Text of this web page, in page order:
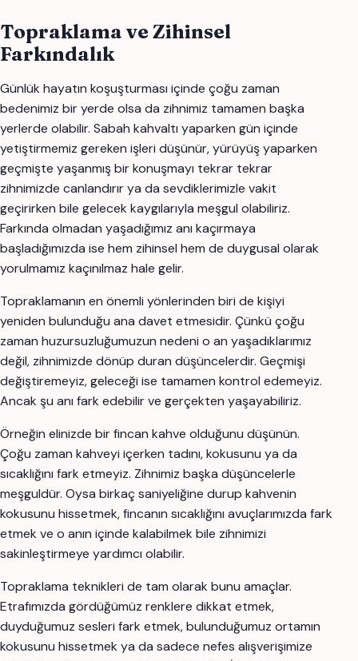
Topraklama ve Zihinsel
Farkındalık
Günlük hayatın koşuşturması içinde çoğu zaman
bedenimiz bir yerde olsa da zihnimiz tamamen başka
yerlerde olabilir. Sabah kahvaltı yaparken gün içinde
yetiştirmemiz gereken işleri düşünür, yürüyüş yaparken
geçmişte yaşanmış bir konuşmayı tekrar tekrar
zihnimizde canlandırır ya da sevdiklerimizle vakit
geçirirken bile gelecek kaygılarıyla meşgul olabiliriz.
Farkında olmadan yaşadığımız anı kaçırmaya
başladığımızda ise hem zihinsel hem de duygusal olarak
yorulmamız kaçınılmaz hale gelir.
Topraklamanın en önemli yönlerinden biri de kişiyi
yeniden bulunduğu ana davet etmesidir. Çünkü çoğu
zaman huzursuzluğumuzun nedeni o an yaşadıklarımız
değil, zihnimizde dönüp duran düşüncelerdir. Geçmişi
değiştiremeyiz, geleceği ise tamamen kontrol edemeyiz.
Ancak şu anı fark edebilir ve gerçekten yaşayabiliriz.
Örneğin elinizde bir fincan kahve olduğunu düşünün.
Çoğu zaman kahveyi içerken tadını, kokusunu ya da
sıcaklığını fark etmeyiz. Zihnimiz başka düşüncelerle
meşguldür. Oysa birkaç saniyeliğine durup kahvenin
kokusunu hissetmek, fincanın sıcaklığını avuçlarımızda fark
etmek ve o anın içinde kalabilmek bile zihnimizi
sakinleştirmeye yardımcı olabilir.
Topraklama teknikleri de tam olarak bunu amaçlar.
Etrafımızda gördüğümüz renklere dikkat etmek,
duyduğumuz sesleri fark etmek, bulunduğumuz ortamın
kokusunu hissetmek ya da sadece nefes alışverişimize